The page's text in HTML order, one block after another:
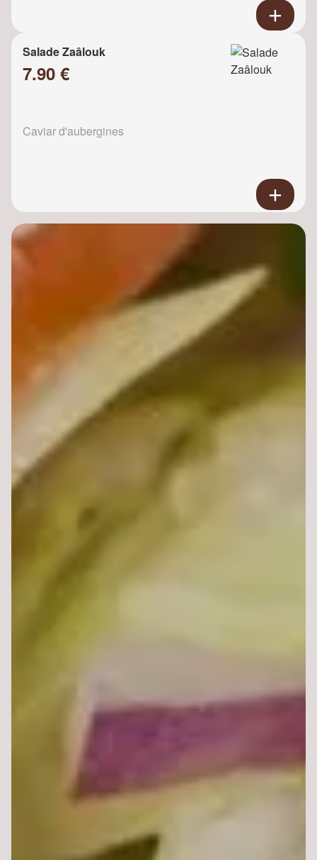
Salade Zaâlouk
7.90 €
Caviar d'aubergines